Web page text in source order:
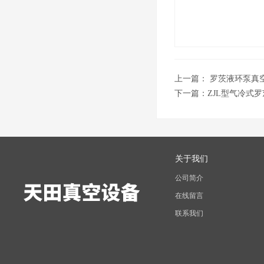
上一篇： 罗茨液环泵真
下一篇： ZJL型气冷式
关于我们
公司简介
在线留言
联系我们